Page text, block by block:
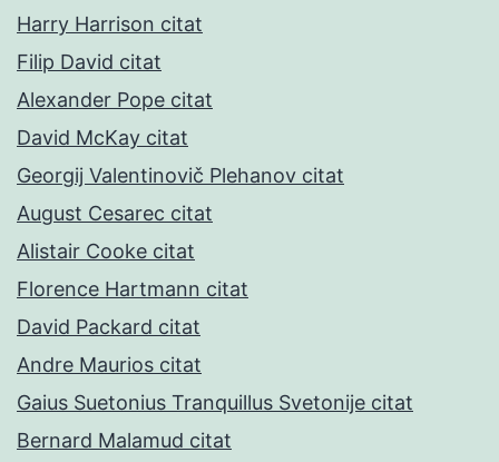
Harry Harrison citat
Filip David citat
Alexander Pope citat
David McKay citat
Georgij Valentinovič Plehanov citat
August Cesarec citat
Alistair Cooke citat
Florence Hartmann citat
David Packard citat
Andre Maurios citat
Gaius Suetonius Tranquillus Svetonije citat
Bernard Malamud citat